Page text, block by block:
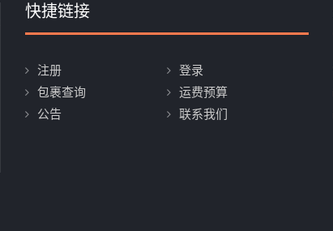
快捷链接
注册
登录
包裹查询
运费预算
公告
联系我们